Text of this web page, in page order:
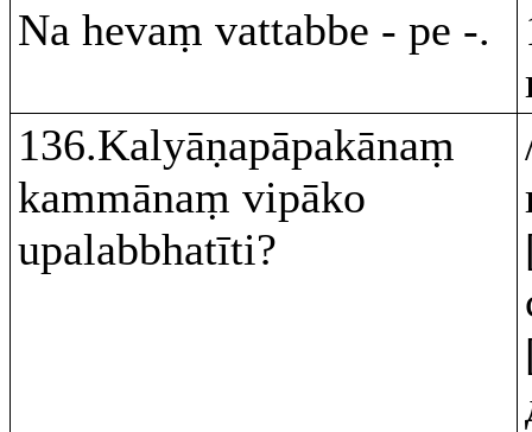
Na hevaṃ vattabbe - pe -.
136.Kalyāṇapāpakānaṃ
kammānaṃ vipāko
upalabbhatīti?